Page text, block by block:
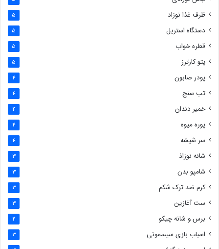
ظرف غذا نوزاد 5
دستگاه استریل 5
قطره خواب 5
پتو کارترز 5
پودر صابون 4
تب سنج 4
خمیر دندان 4
پوره میوه 4
سر شیشه 4
شانه نوزاذ 3
شامپو بدن 3
کرم ضد ترک شکم 3
ست آغازین 3
برس و شانه چیکو 4
اسباب بازی سیسمونی 3